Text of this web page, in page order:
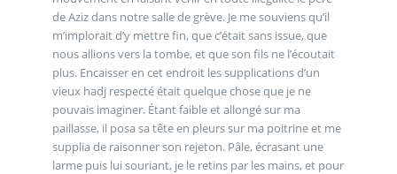
de Aziz dans notre salle de grève. Je me souviens qu’il
m’implorait d’y mettre fin, que c’était sans issue, que
nous allions vers la tombe, et que son fils ne l’écoutait
plus. Encaisser en cet endroit les supplications d’un
vieux hadj respecté était quelque chose que je ne
pouvais imaginer. Étant faible et allongé sur ma
paillasse, il posa sa tête en pleurs sur ma poitrine et me
supplia de raisonner son rejeton. Pâle, écrasant une
larme puis lui souriant, je le retins par les mains, et pour